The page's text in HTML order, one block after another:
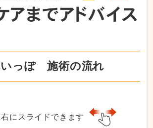
いっぽ 施術の流れ
にスライドできます